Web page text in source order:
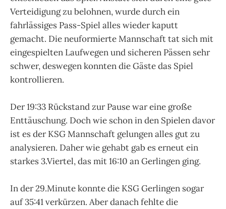
Verteidigung zu belohnen, wurde durch ein
fahrlässiges Pass-Spiel alles wieder kaputt
gemacht. Die neuformierte Mannschaft tat sich mit
eingespielten Laufwegen und sicheren Pässen sehr
schwer, deswegen konnten die Gäste das Spiel
kontrollieren.
Der 19:33 Rückstand zur Pause war eine große
Enttäuschung. Doch wie schon in den Spielen davor
ist es der KSG Mannschaft gelungen alles gut zu
analysieren. Daher wie gehabt gab es erneut ein
starkes 3.Viertel, das mit 16:10 an Gerlingen ging.
In der 29.Minute konnte die KSG Gerlingen sogar
auf 35:41 verkürzen. Aber danach fehlte die